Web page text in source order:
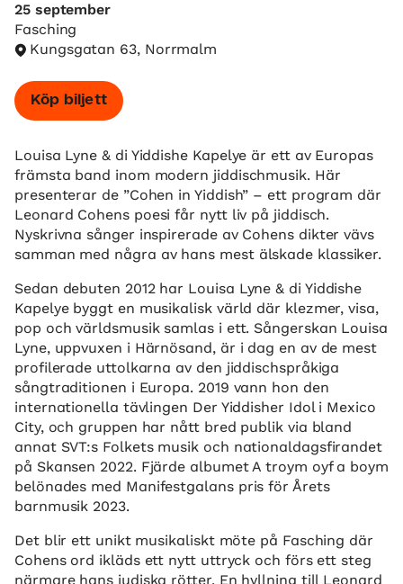
25 september
Fasching
Kungsgatan 63, Norrmalm
Köp biljett
Louisa Lyne & di Yiddishe Kapelye är ett av Europas
främsta band inom modern jiddischmusik. Här
presenterar de ”Cohen in Yiddish” – ett program där
Leonard Cohens poesi får nytt liv på jiddisch.
Nyskrivna sånger inspirerade av Cohens dikter vävs
samman med några av hans mest älskade klassiker.
Sedan debuten 2012 har Louisa Lyne & di Yiddishe
Kapelye byggt en musikalisk värld där klezmer, visa,
pop och världsmusik samlas i ett. Sångerskan Louisa
Lyne, uppvuxen i Härnösand, är i dag en av de mest
profilerade uttolkarna av den jiddischspråkiga
sångtraditionen i Europa. 2019 vann hon den
internationella tävlingen Der Yiddisher Idol i Mexico
City, och gruppen har nått bred publik via bland
annat SVT:s Folkets musik och nationaldagsfirandet
på Skansen 2022. Fjärde albumet A troym oyf a boym
belönades med Manifestgalans pris för Årets
barnmusik 2023.
Det blir ett unikt musikaliskt möte på Fasching där
Cohens ord ikläds ett nytt uttryck och förs ett steg
närmare hans judiska rötter. En hyllning till Leonard